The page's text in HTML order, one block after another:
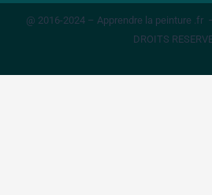
@ 2016-2024 – Apprendre la peinture .fr
DROITS